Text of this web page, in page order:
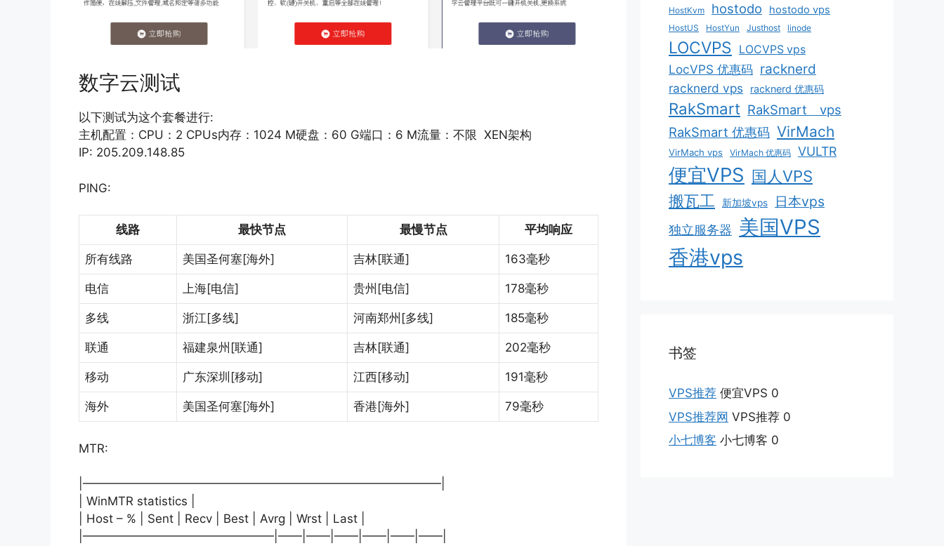
数字云测试
以下测试为这个套餐进行:
主机配置：CPU：2 CPUs内存：1024 M硬盘：60 G端口：6 M流量：不限 XEN架构
IP: 205.209.148.85
PING:
线路 最快节点 最慢节点 平均响应
所有线路 美国圣何塞[海外] 吉林[联通] 163毫秒
电信 上海[电信] 贵州[电信] 178毫秒
多线 浙江[多线] 河南郑州[多线] 185毫秒
联通 福建泉州[联通] 吉林[联通] 202毫秒
移动 广东深圳[移动] 江西[移动] 191毫秒
海外 美国圣何塞[海外] 香港[海外] 79毫秒
MTR:
|——————————————————————————————|
| WinMTR statistics |
| Host – % | Sent | Recv | Best | Avrg | Wrst | Last |
|————————————————|——|——|——|——|——|——|
HostKvm
hostodo hostodo vps
HostUS HostYun Justhost linode
LOCVPS LOCVPS vps
LocVPS 优惠码 racknerd
racknerd vps racknerd 优惠码
RakSmart RakSmart vps
RakSmart 优惠码 VirMach
VirMach vps VirMach 优惠码 VULTR
便宜VPS 国人VPS
搬瓦工
新加坡vps 日本vps
独立服务器 美国VPS
香港vps
书签
VPS推荐 便宜VPS 0
VPS推荐网 VPS推荐 0
小七博客 小七博客 0